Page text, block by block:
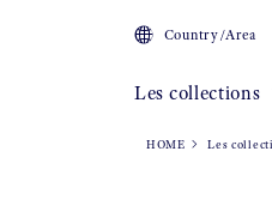
Country/Area
Les collections
HOME Les